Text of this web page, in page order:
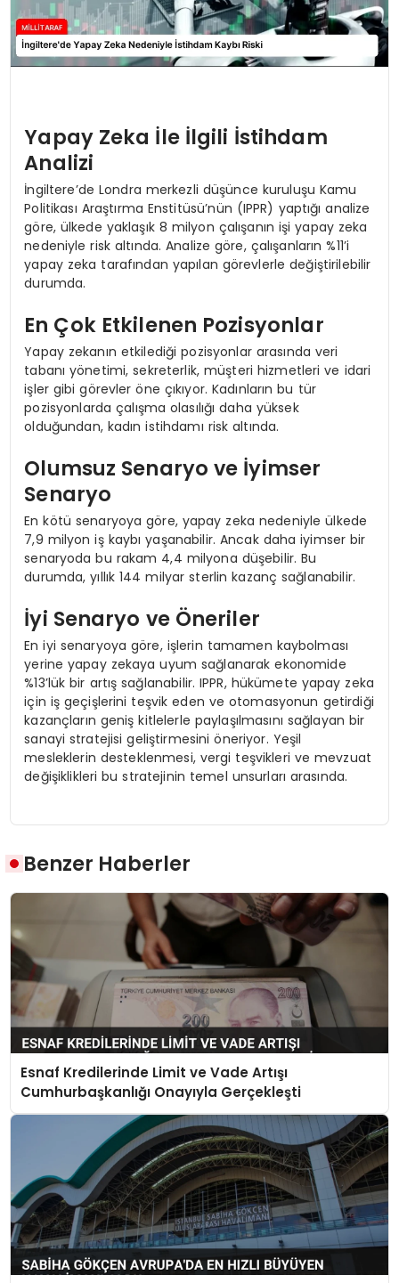
Yapay Zeka İle İlgili İstihdam
Analizi
İngiltere’de Londra merkezli düşünce kuruluşu Kamu
Politikası Araştırma Enstitüsü’nün (IPPR) yaptığı analize
göre, ülkede yaklaşık 8 milyon çalışanın işi yapay zeka
nedeniyle risk altında. Analize göre, çalışanların %11’i
yapay zeka tarafından yapılan görevlerle değiştirilebilir
durumda.
En Çok Etkilenen Pozisyonlar
Yapay zekanın etkilediği pozisyonlar arasında veri
tabanı yönetimi, sekreterlik, müşteri hizmetleri ve idari
işler gibi görevler öne çıkıyor. Kadınların bu tür
pozisyonlarda çalışma olasılığı daha yüksek
olduğundan, kadın istihdamı risk altında.
Olumsuz Senaryo ve İyimser
Senaryo
En kötü senaryoya göre, yapay zeka nedeniyle ülkede
7,9 milyon iş kaybı yaşanabilir. Ancak daha iyimser bir
senaryoda bu rakam 4,4 milyona düşebilir. Bu
durumda, yıllık 144 milyar sterlin kazanç sağlanabilir.
İyi Senaryo ve Öneriler
En iyi senaryoya göre, işlerin tamamen kaybolması
yerine yapay zekaya uyum sağlanarak ekonomide
%13’lük bir artış sağlanabilir. IPPR, hükümete yapay zeka
için iş geçişlerini teşvik eden ve otomasyonun getirdiği
kazançların geniş kitlelerle paylaşılmasını sağlayan bir
sanayi stratejisi geliştirmesini öneriyor. Yeşil
mesleklerin desteklenmesi, vergi teşvikleri ve mevzuat
değişiklikleri bu stratejinin temel unsurları arasında.
Benzer Haberler
Esnaf Kredilerinde Limit ve Vade Artışı
Cumhurbaşkanlığı Onayıyla Gerçekleşti